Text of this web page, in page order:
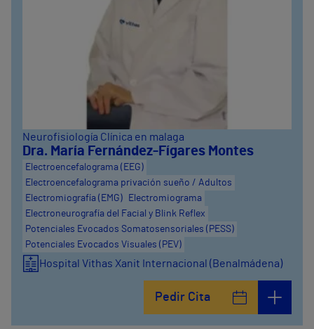
Neurofisiología Clínica en malaga
Dra. María Fernández-Fígares Montes
Electroencefalograma (EEG)
Electroencefalograma privación sueño / Adultos
Electromiografía (EMG)
Electromiograma
Electroneurografía del Facial y Blink Reflex
Potenciales Evocados Somatosensoriales (PESS)
Potenciales Evocados Visuales (PEV)
Hospital Vithas Xanit Internacional (Benalmádena)
Pedir Cita